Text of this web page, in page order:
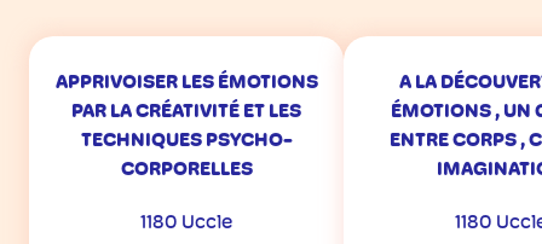
APPRIVOISER LES ÉMOTIONS
PAR LA CRÉATIVITÉ ET LES
TECHNIQUES PSYCHO-
CORPORELLES
1180 Uccle
A LA
ÉMOTIONS , UN
ENTRE CORPS ,
1180